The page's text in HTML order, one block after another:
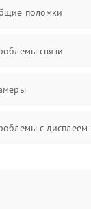
поломки
связи
с дисплеем